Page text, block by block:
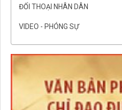
ĐỐI THOẠI NHÂN DÂN
VIDEO - PHÓNG SỰ